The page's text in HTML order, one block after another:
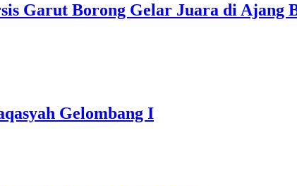
Garut Borong Gelar Juara di Ajang
Gelombang I